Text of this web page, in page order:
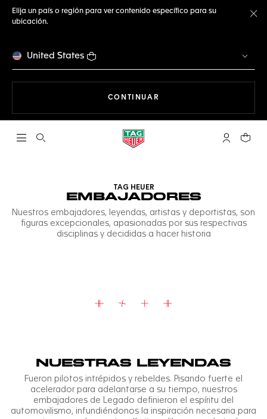
Elija un país o región para ver contenido específico para su
ubicación.
United States
CONTINUAR
Abrir el menú de búsqueda Cuenta Mi
Su